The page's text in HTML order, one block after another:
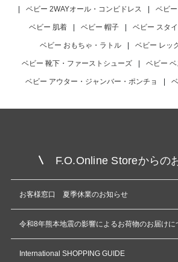
| ベビー 2WAYオール・コンビドレス | ベビ
ベビー 肌着 | ベビー 帽子 | ベビー スタイ
ベビー おもちゃ・ラトル | ベビー レッ
ベビー 靴下・ファーストシューズ | ベビー
ベビー アウター・ジャンバー・ポンチョ |
F.O.Online Storeからの
お客様窓口 夏季休業のお知らせ
令和8年熊本地震の影響によるお荷物のお届けに
International SHOPPING GUIDE